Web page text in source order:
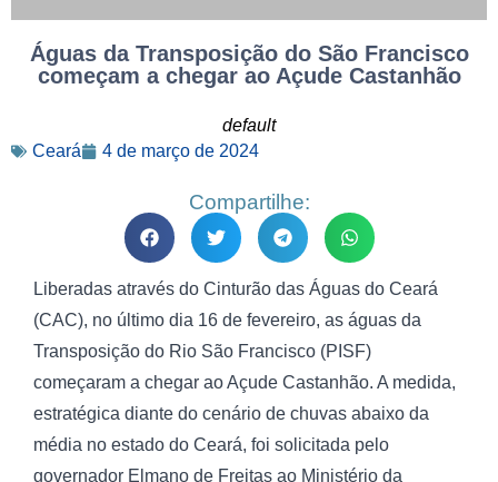
Águas da Transposição do São Francisco
começam a chegar ao Açude Castanhão
default
Ceará
4 de março de 2024
Compartilhe:
Liberadas através do Cinturão das Águas do Ceará
(CAC), no último dia 16 de fevereiro, as águas da
Transposição do Rio São Francisco (PISF)
começaram a chegar ao Açude Castanhão. A medida,
estratégica diante do cenário de chuvas abaixo da
média no estado do Ceará, foi solicitada pelo
governador Elmano de Freitas ao Ministério da